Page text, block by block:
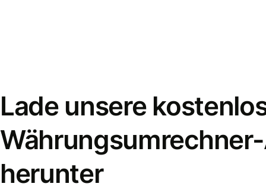
Lade unsere
herunter